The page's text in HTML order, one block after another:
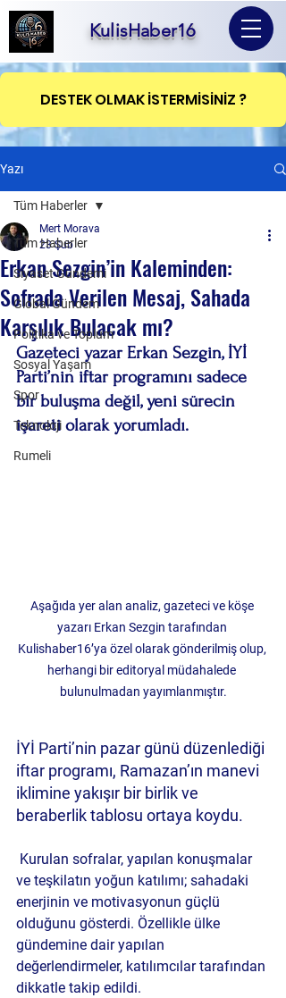
KulisHaber16
DESTEK OLMAK İSTERMİSİNİZ ?
Yazı
Tüm Haberler
Siyaset Gündemi
Global Gündem
Politika ve Toplum
Sosyal Yaşam
Spor
Teknoloji
Rumeli
Tüm Haberler
Erkan Sezgin’in Kaleminden:
Sofrada Verilen Mesaj, Sahada
Karşılık Bulacak mı?
Mert Morava
23 Şub
Gazeteci yazar Erkan Sezgin, İYİ
Parti’nin iftar programını sadece
bir buluşma değil, yeni sürecin
işareti olarak yorumladı.
Aşağıda yer alan analiz, gazeteci ve köşe
yazarı Erkan Sezgin tarafından
Kulishaber16’ya özel olarak gönderilmiş olup,
herhangi bir editoryal müdahalede
bulunulmadan yayımlanmıştır.
İYİ Parti’nin pazar günü düzenlediği
iftar programı, Ramazan’ın manevi
iklimine yakışır bir birlik ve
beraberlik tablosu ortaya koydu.
ve teşkilatın yoğun katılımı; sahadaki
enerjinin ve motivasyonun güçlü
olduğunu gösterdi. Özellikle ülke
gündemine dair yapılan
değerlendirmeler, katılımcılar tarafından
dikkatle takip edildi.